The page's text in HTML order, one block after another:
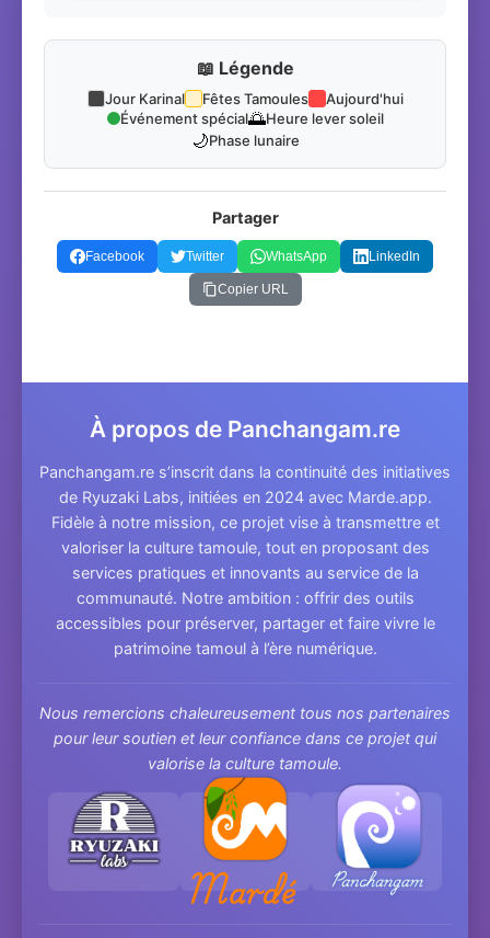
📖 Légende
Jour Karinal Fêtes Tamoules
Aujourd'hui
Événement spécial🌅Heure lever soleil
🌙Phase lunaire
Partager
Facebook Twitter WhatsApp LinkedIn
Copier URL
À propos de Panchangam.re
Panchangam.re s’inscrit dans la continuité des initiatives
de Ryuzaki Labs, initiées en 2024 avec Marde.app.
Fidèle à notre mission, ce projet vise à transmettre et
valoriser la culture tamoule, tout en proposant des
services pratiques et innovants au service de la
communauté. Notre ambition : offrir des outils
accessibles pour préserver, partager et faire vivre le
patrimoine tamoul à l’ère numérique.
Nous remercions chaleureusement tous nos partenaires
pour leur soutien et leur confiance dans ce projet qui
valorise la culture tamoule.